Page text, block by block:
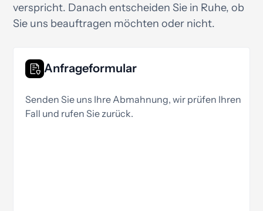
verspricht. Danach entscheiden Sie in Ruhe, ob
Sie uns beauftragen möchten oder nicht.
Anfrageformular
Senden Sie uns Ihre Abmahnung, wir prüfen Ihren
Fall und rufen Sie zurück.